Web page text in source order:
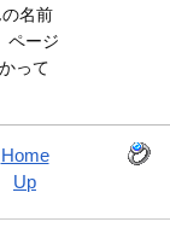
名前
ページ
って
Home
Up